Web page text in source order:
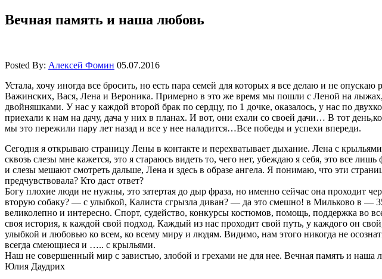
Вечная память и наша любовь
Posted By: Алексей Фомин 05.07.2016
Устала, хочу иногда все бросить, но есть пара семей для которых я все делаю и не
Важинских, Вася, Лена и Вероника. Примерно в это же время мы пошли с Леной на
двойняшками. У нас у каждой второй брак по сердцу, по 1 дочке, оказалось, у нас по
приехали к нам на дачу, дача у них в планах. И вот, они ехали со своей дачи… В тот
мы это пережили пару лет назад и все у нее наладится…Все победы и успехи впереди.
Сегодня я открываю страницу Лены в контакте и перехватывает дыхание. Лена с
сквозь слезы мне кажется, это я стараюсь видеть то, чего нет, убеждаю я себя, это все
и слезы мешают смотреть дальше, Лена и здесь в образе ангела. Я понимаю, что эти
предчувствовала? Кто даст ответ?
Богу плохие люди не нужны, это затертая до дыр фраза, но именно сейчас она проходит
вторую собаку? — с улыбкой, Калиста сгрызла диван? — да это смешно! в Мильково в —
великолепно и интересно. Спорт, судейство, конкурсы костюмов, помощь, поддержка во
своя история, к каждой свой подход. Каждый из нас проходит свой путь, у каждого он
улыбкой и любовью ко всем, ко всему миру и людям. Видимо, нам этого никогда не
всегда смеющиеся и ….. с крыльями.
Наш не совершенный мир с завистью, злобой и грехами не для нее. Вечная память и наша
Юлия Даудрих